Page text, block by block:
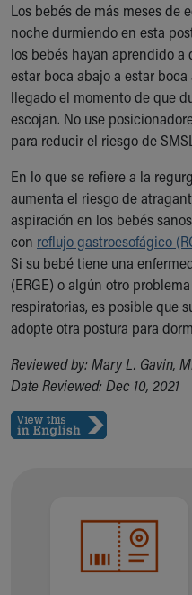
Child Passenger
Safe Sleep for Babies
Safe Sleep
About Akron
Who We Are
Building a Brighter Future
Our Mission, Vision,
Calendar of Events
Community Mission
Connect With Us
Our Culture of Caring
Newsroom
Our Leadership
Quality and Patient Safety
Unity and Engagement
Our History
More childhood, please.™
Cincinnati Children's
Your Visit
During Your Visit
Financial Services
Rest Accommodations
Los bebés de más meses de
noche durmiendo en esta
los bebés hayan aprendido a
estar boca abajo a estar
llegado el momento de que
escojan. No use
para reducir el riesgo de
En lo que se refiere a la
aumenta el riesgo de
aspiración en los bebés
con reflujo gastroesofágico
Si su bebé tiene una
(ERGE) o algún otro
respiratorias, es posible que
adopte otra postura para
Reviewed by: Mary L. Gavin,
Date Reviewed: Dec 10, 2021